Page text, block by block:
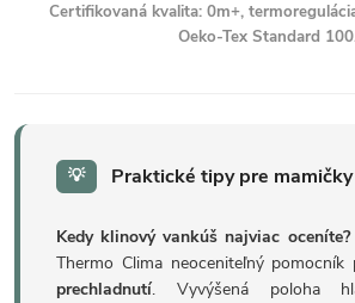
Certifikovaná kvalita: 0m+,
Oeko-Tex Standard
💡 Praktické tipy pre mamičky
Kedy klinový vankúš najviac oceníte?
Thermo Clima neoceniteľný pomocník
prechladnutí. Vyvýšená poloha